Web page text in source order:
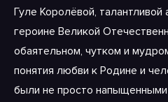
Гуле Королёвой, талантливой
героине Великой
обаятельном, чутком и
понятия любви к Родине и
были не просто напыщенными